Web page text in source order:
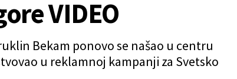
VIDEO
Bekam ponovo se našao u centru
u reklamnoj kampanji za Svetsko